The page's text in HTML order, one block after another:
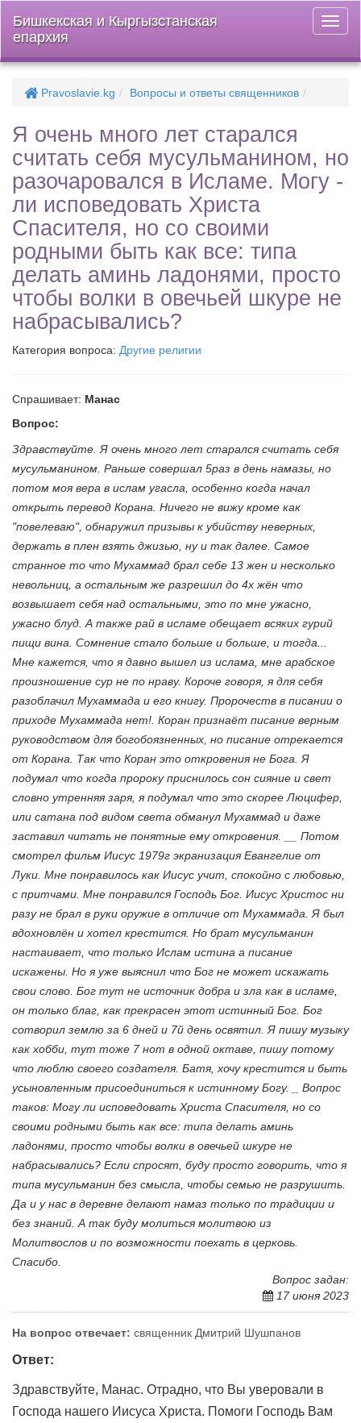
меню
Бишкекская и Кыргызстанская
епархия
Pravoslavie.kg Вопросы и ответы священников
Я очень много лет старался
считать себя мусульманином, но
разочаровался в Исламе. Могу -
ли исповедовать Христа
Спасителя, но со своими
родными быть как все: типа
делать аминь ладонями, просто
чтобы волки в овечьей шкуре не
набрасывались?
Категория вопроса: Другие религии
Спрашивает: Манас
Вопрос:
Здравствуйте. Я очень много лет старался считать себя
мусульманином. Раньше совершал 5раз в день намазы, но
потом моя вера в ислам угасла, особенно когда начал
открыть перевод Корана. Ничего не вижу кроме как
"повелеваю", обнаружил призывы к убийству неверных,
держать в плен взять джизью, ну и так далее. Самое
странное то что Мухаммад брал себе 13 жен и несколько
невольниц, а остальным же разрешил до 4х жён что
возвышает себя над остальными, это по мне ужасно,
ужасно блуд. А также рай в исламе обещает всяких гурий
пищи вина. Сомнение стало больше и больше, и тогда...
Мне кажется, что я давно вышел из ислама, мне арабское
произношение сур не по нраву. Короче говоря, я для себя
разоблачил Мухаммада и его книгу. Пророчеств в писании о
приходе Мухаммада нет!. Коран признаёт писание верным
руководством для богобоязненных, но писание отрекается
от Корана. Так что Коран это откровения не Бога. Я
подумал что когда пророку приснилось сон сияние и свет
словно утренняя заря, я подумал что это скорее Люцифер,
или сатана под видом света обманул Мухаммад и даже
заставил читать не понятные ему откровения. __ Потом
смотрел фильм Иисус 1979г экранизация Евангелие от
Луки. Мне понравилось как Иисус учит, спокойно с любовью,
с притчами. Мне понравился Господь Бог. Иисус Христос ни
разу не брал в руки оружие в отличие от Мухаммада. Я был
вдохновлён и хотел крестится. Но брат мусульманин
настаивает, что только Ислам истина а писание
искажены. Но я уже выяснил что Бог не может искажать
свои слово. Бог тут не источник добра и зла как в исламе,
он только благ, как прекрасен этот истинный Бог. Бог
сотворил землю за 6 дней и 7й день освятил. Я пишу музыку
как хобби, тут тоже 7 нот в одной октаве, пишу потому
что люблю своего создателя. Батя, хочу крестится и быть
усыновленным присоединиться к истинному Богу. _ Вопрос
таков: Могу ли исповедовать Христа Спасителя, но со
своими родными быть как все: типа делать аминь
ладонями, просто чтобы волки в овечьей шкуре не
набрасывались? Если спросят, буду просто говорить, что я
типа мусульманин без смысла, чтобы семью не разрушить.
Да и у нас в деревне делают намаз только по традиции и
без знаний. А так буду молиться молитвою из
Молитвослов и по возможности поехать в церковь.
Спасибо.
Вопрос задан:
17 июня 2023
На вопрос отвечает: священник Дмитрий Шушпанов
Ответ:
Здравствуйте, Манас. Отрадно, что Вы уверовали в
Господа нашего Иисуса Христа. Помоги Господь Вам